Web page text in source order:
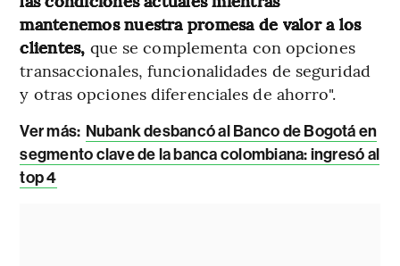
mantenemos nuestra promesa de valor a los
clientes, que se complementa con opciones
transaccionales, funcionalidades de seguridad
y otras opciones diferenciales de ahorro".
Ver más: Nubank desbancó al Banco de Bogotá en
segmento clave de la banca colombiana: ingresó al
top 4